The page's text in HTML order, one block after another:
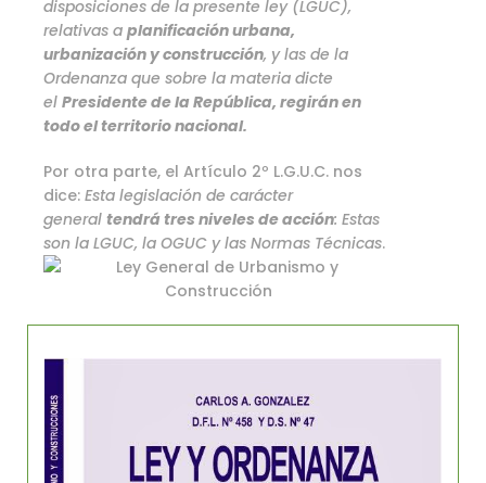
disposiciones de la presente ley (LGUC),
relativas a planificación urbana,
urbanización y construcción, y las de la
Ordenanza que sobre la materia dicte
el Presidente de la República, regirán en
todo el territorio nacional.
Por otra parte, el Artículo 2º L.G.U.C. nos
dice: Esta legislación de carácter
general tendrá tres niveles de acción: Estas
son la LGUC, la OGUC y las Normas Técnicas.